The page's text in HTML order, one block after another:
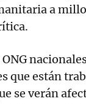
a
que están
se verán